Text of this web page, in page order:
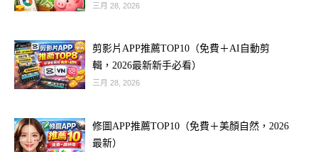
三月 28, 2026
剪影片APP推薦TOP10（免費＋AI自動剪
輯，2026最新新手必看）
三月 28, 2026
修圖APP推薦TOP10（免費＋美顏自然，2026
最新）